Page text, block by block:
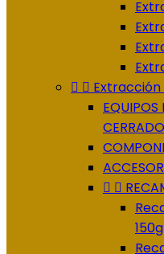
  Extracción
CERRADO
 